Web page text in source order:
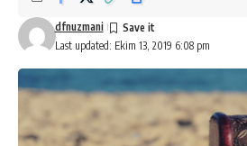
Last updated: Ekim 13, 2019 6:08 pm
dfnuzmani